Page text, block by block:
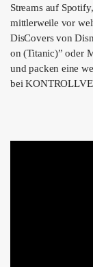
Streams auf
mittlerweile vor
DisCovers von
on (Titanic)” oder
und packen eine
bei